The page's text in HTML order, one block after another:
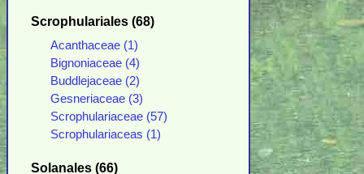
Scrophulariales (68)
Acanthaceae (1)
Bignoniaceae (4)
Buddlejaceae (2)
Gesneriaceae (3)
Scrophulariaceae (57)
Scrophulariaceas (1)
Solanales (66)